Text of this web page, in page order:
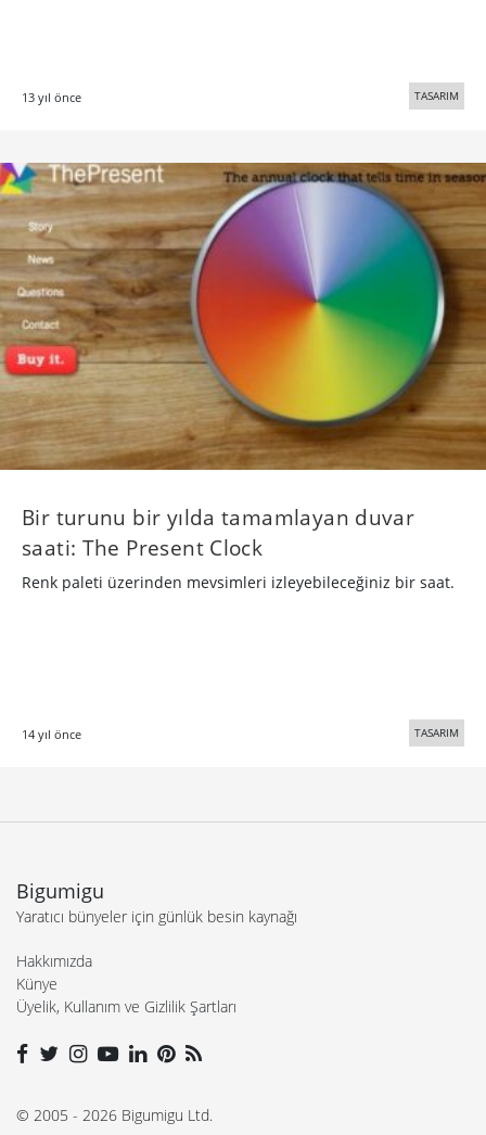
13 yıl önce TASARIM
Bir turunu bir yılda tamamlayan duvar
saati: The Present Clock
Renk paleti üzerinden mevsimleri izleyebileceğiniz bir saat.
14 yıl önce TASARIM
Bigumigu
Yaratıcı bünyeler için günlük besin kaynağı
Hakkımızda
Künye
Üyelik, Kullanım ve Gizlilik Şartları
© 2005 - 2026 Bigumigu Ltd.